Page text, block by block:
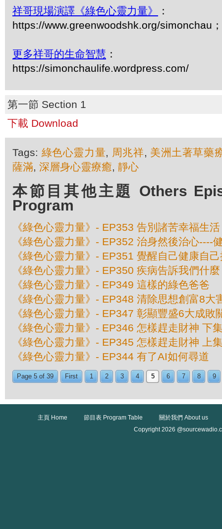
祥哥現場演譯《綠色心靈力量》
：
https://www.greenwoodshk.org/simonchau
更多祥哥的生命智慧 ：
https://simonchaulife.wordpress.com/
第一節 Section 1
下載 Download
Tags: 綠色心靈力量, 周兆祥, 美洲土著草藥
薩滿, 深層身心靈療癒, 靜心
本節目其他主題 Others
Program
《綠色心靈力量》- EP353 告別諸苦幸福生活
《綠色心靈力量》- EP352 治身然後治心----
《綠色心靈力量》- EP351 覺醒自己健康自
《綠色心靈力量》- EP350 疾病告訴我們什麼
《綠色心靈力量》- EP349 這樣的綠色爸爸
《綠色心靈力量》- EP348 清除思想創富8大
《綠色心靈力量》- EP347 彰顯豐盛6大成敗
《綠色心靈力量》- EP346 怎樣趕走財神 下
《綠色心靈力量》- EP345 怎樣趕走財神 上
《綠色心靈力量》- EP344 有了AI如何尋道
Page 5 of 39 First 1 2 3 4 5 6 7 8 9
主頁 Home 節目表 Program Table
關於我們 About us
Copyright 2026